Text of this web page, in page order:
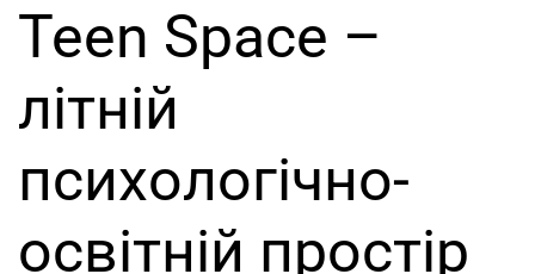
Teen Space –
літній
психологічно-
освітній простір